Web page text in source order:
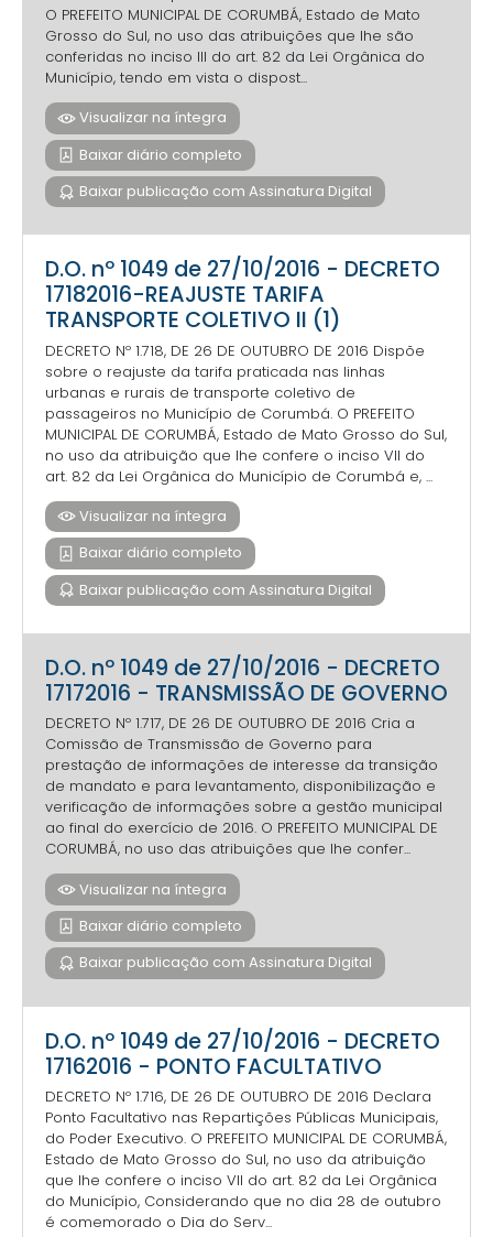
O PREFEITO MUNICIPAL DE CORUMBÁ, Estado de Mato
Grosso do Sul, no uso das atribuições que lhe são
conferidas no inciso III do art. 82 da Lei Orgânica do
Município, tendo em vista o dispost...
Visualizar na íntegra
Baixar diário completo
Baixar publicação com Assinatura Digital
D.O. nº 1049 de 27/10/2016 - DECRETO
17182016-REAJUSTE TARIFA
TRANSPORTE COLETIVO II (1)
DECRETO Nº 1.718, DE 26 DE OUTUBRO DE 2016 Dispõe
sobre o reajuste da tarifa praticada nas linhas
urbanas e rurais de transporte coletivo de
passageiros no Município de Corumbá. O PREFEITO
MUNICIPAL DE CORUMBÁ, Estado de Mato Grosso do Sul,
no uso da atribuição que lhe confere o inciso VII do
art. 82 da Lei Orgânica do Município de Corumbá e, ...
Visualizar na íntegra
Baixar diário completo
Baixar publicação com Assinatura Digital
D.O. nº 1049 de 27/10/2016 - DECRETO
17172016 - TRANSMISSÃO DE GOVERNO
DECRETO Nº 1.717, DE 26 DE OUTUBRO DE 2016 Cria a
Comissão de Transmissão de Governo para
prestação de informações de interesse da transição
de mandato e para levantamento, disponibilização e
verificação de informações sobre a gestão municipal
ao final do exercício de 2016. O PREFEITO MUNICIPAL DE
CORUMBÁ, no uso das atribuições que lhe confer...
Visualizar na íntegra
Baixar diário completo
Baixar publicação com Assinatura Digital
D.O. nº 1049 de 27/10/2016 - DECRETO
17162016 - PONTO FACULTATIVO
DECRETO Nº 1.716, DE 26 DE OUTUBRO DE 2016 Declara
Ponto Facultativo nas Repartições Públicas Municipais,
do Poder Executivo. O PREFEITO MUNICIPAL DE CORUMBÁ,
Estado de Mato Grosso do Sul, no uso da atribuição
que lhe confere o inciso VII do art. 82 da Lei Orgânica
do Município, Considerando que no dia 28 de outubro
é comemorado o Dia do Serv...